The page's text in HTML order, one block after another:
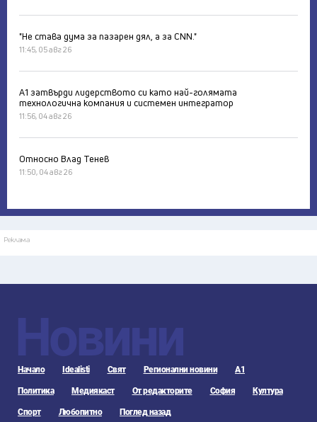
"Не става дума за пазарен дял, а за CNN."
11:45, 05 авг 26
А1 затвърди лидерството си като най-голямата
технологична компания и системен интегратор
11:56, 04 авг 26
Относно Влад Тенев
11:50, 04 авг 26
Реклама
Новини
Начало Idealisti Свят Регионални новини А1
Политика Медиякаст От редакторите София Култура
Спорт Любопитно Поглед назад